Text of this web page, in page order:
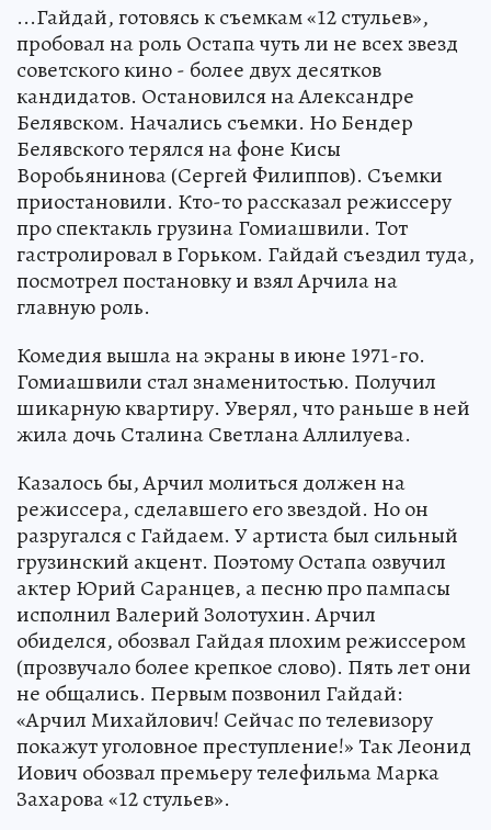
...Гайдай, готовясь к съемкам «12 стульев»,
пробовал на роль Остапа чуть ли не всех звезд
советского кино - более двух десятков
кандидатов. Остановился на Александре
Белявском. Начались съемки. Но Бендер
Белявского терялся на фоне Кисы
Воробьянинова (Сергей Филиппов). Съемки
приостановили. Кто-то рассказал режиссеру
про спектакль грузина Гомиашвили. Тот
гастролировал в Горьком. Гайдай съездил туда,
посмотрел постановку и взял Арчила на
главную роль.
Комедия вышла на экраны в июне 1971-го.
Гомиашвили стал знаменитостью. Получил
шикарную квартиру. Уверял, что раньше в ней
жила дочь Сталина Светлана Аллилуева.
Казалось бы, Арчил молиться должен на
режиссера, сделавшего его звездой. Но он
разругался с Гайдаем. У артиста был сильный
грузинский акцент. Поэтому Остапа озвучил
актер Юрий Саранцев, а песню про пампасы
исполнил Валерий Золотухин. Арчил
обиделся, обозвал Гайдая плохим режиссером
(прозвучало более крепкое слово). Пять лет они
не общались. Первым позвонил Гайдай:
«Арчил Михайлович! Сейчас по телевизору
покажут уголовное преступление!» Так Леонид
Иович обозвал премьеру телефильма Марка
Захарова «12 стульев».